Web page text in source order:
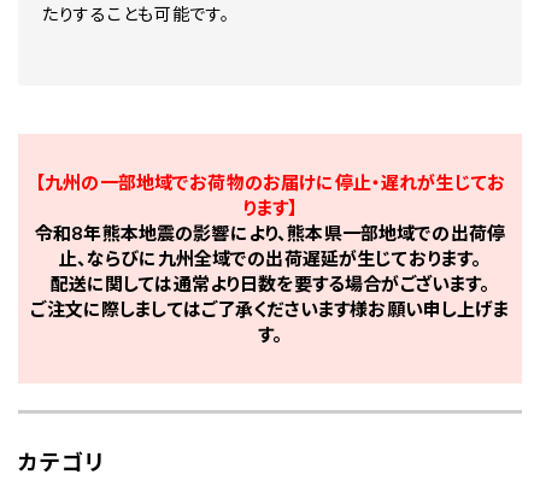
たりすることも可能です。
【九州の一部地域でお荷物のお届けに停止・遅れが生じてお
ります】
令和8年熊本地震の影響により、熊本県一部地域での出荷停
止、ならびに九州全域での出荷遅延が生じております。
配送に関しては通常より日数を要する場合がございます。
ご注文に際しましてはご了承くださいます様お願い申し上げま
す。
カテゴリ